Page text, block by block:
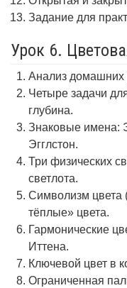
Задание для
Урок 6.
Анализ домашних
Четыре задачи
глубина.
Знаковые имена:
Эгглстон.
Три физических
светлота.
Символизм цвета
тёплые» цвета.
Гармонические
Иттена.
Ключевой цвет в
Ограниченная